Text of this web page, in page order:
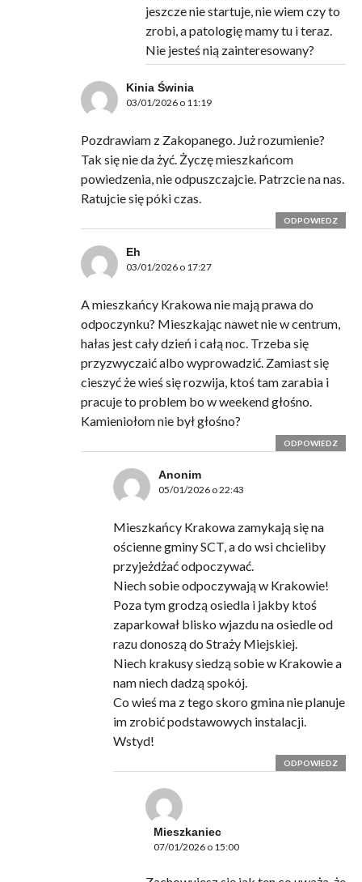
jeszcze nie startuje, nie wiem czy to
zrobi, a patologię mamy tu i teraz.
Nie jesteś nią zainteresowany?
Kinia Świnia
03/01/2026 o 11:19
Pozdrawiam z Zakopanego. Już rozumienie?
Tak się nie da żyć. Życzę mieszkańcom
powiedzenia, nie odpuszczajcie. Patrzcie na nas.
Ratujcie się póki czas.
ODPOWIEDZ
Eh
03/01/2026 o 17:27
A mieszkańcy Krakowa nie mają prawa do
odpoczynku? Mieszkając nawet nie w centrum,
hałas jest cały dzień i całą noc. Trzeba się
przyzwyczaić albo wyprowadzić. Zamiast się
cieszyć że wieś się rozwija, ktoś tam zarabia i
pracuje to problem bo w weekend głośno.
Kamieniołom nie był głośno?
ODPOWIEDZ
Anonim
05/01/2026 o 22:43
Mieszkańcy Krakowa zamykają się na
ościenne gminy SCT, a do wsi chcieliby
przyjeżdżać odpoczywać.
Niech sobie odpoczywają w Krakowie!
Poza tym grodzą osiedla i jakby ktoś
zaparkował blisko wjazdu na osiedle od
razu donoszą do Straży Miejskiej.
Niech krakusy siedzą sobie w Krakowie a
nam niech dadzą spokój.
Co wieś ma z tego skoro gmina nie planuje
im zrobić podstawowych instalacji.
Wstyd!
ODPOWIEDZ
Mieszkaniec
07/01/2026 o 15:00